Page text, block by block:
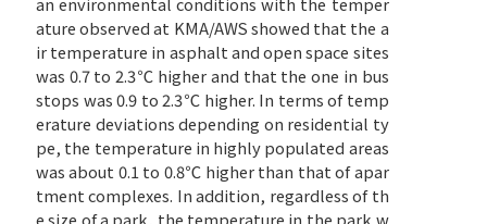
ature observed at KMA/AWS showed that the a
ir temperature in asphalt and open space sites
was 0.7 to 2.3℃ higher and that the one in bus
stops was 0.9 to 2.3℃ higher. In terms of temp
erature deviations depending on residential ty
pe, the temperature in highly populated areas
was about 0.1 to 0.8℃ higher than that of apar
tment complexes. In addition, regardless of th
e size of a park, the temperature in the park w